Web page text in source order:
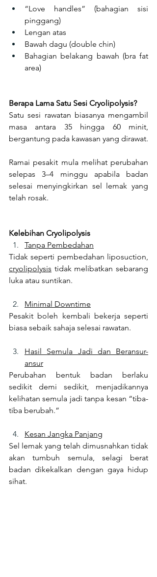
“Love handles” (bahagian sisi
pinggang)
Lengan atas
Bawah dagu (double chin)
Bahagian belakang bawah (bra fat
area)
Berapa Lama Satu Sesi Cryolipolysis?
Satu sesi rawatan biasanya mengambil
masa antara 35 hingga 60 minit,
bergantung pada kawasan yang dirawat.
Ramai pesakit mula melihat perubahan
selepas 3–4 minggu apabila badan
selesai menyingkirkan sel lemak yang
telah rosak.
Kelebihan Cryolipolysis
Tanpa Pembedahan
cryolipolysis tidak melibatkan sebarang
luka atau suntikan.
Minimal Downtime
Pesakit boleh kembali bekerja seperti
biasa sebaik sahaja selesai rawatan.
Hasil Semula Jadi dan Beransur-
ansur
Perubahan bentuk badan berlaku
sedikit demi sedikit, menjadikannya
kelihatan semula jadi tanpa kesan “tiba-
tiba berubah.”
Kesan Jangka Panjang
Sel lemak yang telah dimusnahkan tidak
akan tumbuh semula, selagi berat
badan dikekalkan dengan gaya hidup
sihat.